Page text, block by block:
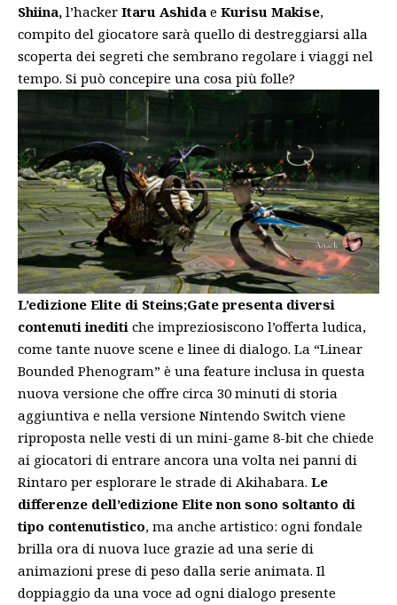
Shiina, l’hacker Itaru Ashida e Kurisu Makise,
compito del giocatore sarà quello di destreggiarsi alla
scoperta dei segreti che sembrano regolare i viaggi nel
tempo. Si può concepire una cosa più folle?
L’edizione Elite di Steins;Gate presenta diversi
contenuti inediti che impreziosiscono l’offerta ludica,
come tante nuove scene e linee di dialogo. La “Linear
Bounded Phenogram” è una feature inclusa in questa
nuova versione che offre circa 30 minuti di storia
aggiuntiva e nella versione Nintendo Switch viene
riproposta nelle vesti di un mini-game 8-bit che chiede
ai giocatori di entrare ancora una volta nei panni di
Rintaro per esplorare le strade di Akihabara. Le
differenze dell’edizione Elite non sono soltanto di
tipo contenutistico, ma anche artistico: ogni fondale
brilla ora di nuova luce grazie ad una serie di
animazioni prese di peso dalla serie animata. Il
doppiaggio da una voce ad ogni dialogo presente